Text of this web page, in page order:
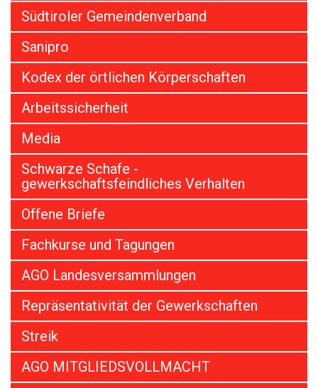
Südtiroler Gemeindenverband
Sanipro
Kodex der örtlichen Körperschaften
Arbeitssicherheit
Media
Schwarze Schafe -
gewerkschaftsfeindliches Verhalten
Offene Briefe
Fachkurse und Tagungen
AGO Landesversammlungen
Repräsentativität der Gewerkschaften
Streik
AGO MITGLIEDSVOLLMACHT